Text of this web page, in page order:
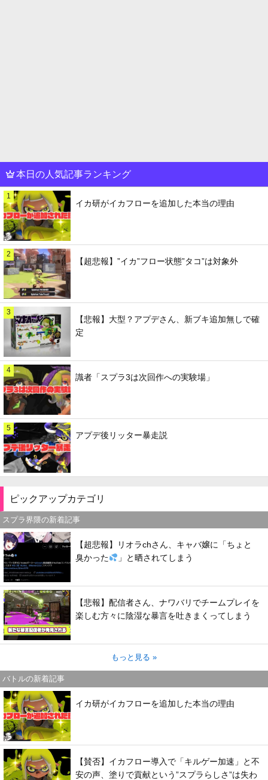
本日の人気記事ランキング
1
イカ研がイカフローを追加した本当の理由
2
【超悲報】”イカ”フロー状態”タコ”は対象外
3
【悲報】大型？アプデさん、新ブキ追加無しで確
定
4
識者「スプラ3は次回作への実験場」
5
アプデ後リッター暴走説
ピックアップカテゴリ
スプラ界隈の新着記事
【超悲報】リオラchさん、キャバ嬢に「ちょと
臭かった
」と晒されてしまう
【悲報】配信者さん、ナワバリでチームプレイを
楽しむ方々に陰湿な暴言を吐きまくってしまう
もっと見る »
バトルの新着記事
イカ研がイカフローを追加した本当の理由
【賛否】イカフロー導入で「キルゲー加速」と不
安の声、塗りで貢献という”スプラらしさ”は失わ